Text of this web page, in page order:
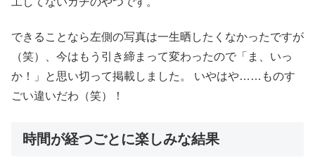
できることなら左側の写真は一生晒したくなかったですが
（笑）、今はもう引き締まって変わったので「ま、いっ
か！」と思い切って掲載しました。 いやはや……ものす
ごい違いだわ（笑）！
時間が経つごとに楽しみな結果